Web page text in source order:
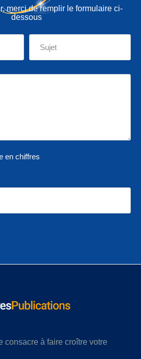
merci de remplir le formulaire ci-
dessous
en chiffres
consacre à faire croître votre